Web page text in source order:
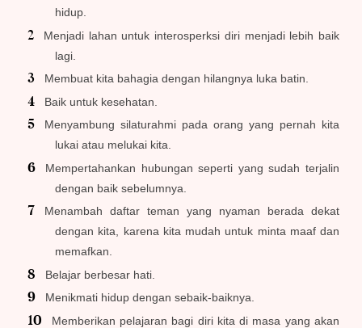
hidup.
Menjadi lahan untuk interosperksi diri menjadi lebih baik
lagi.
Membuat kita bahagia dengan hilangnya luka batin.
Baik untuk kesehatan.
Menyambung silaturahmi pada orang yang pernah kita
lukai atau melukai kita.
Mempertahankan hubungan seperti yang sudah terjalin
dengan baik sebelumnya.
Menambah daftar teman yang nyaman berada dekat
dengan kita, karena kita mudah untuk minta maaf dan
memafkan.
Belajar berbesar hati.
Menikmati hidup dengan sebaik-baiknya.
Memberikan pelajaran bagi diri kita di masa yang akan